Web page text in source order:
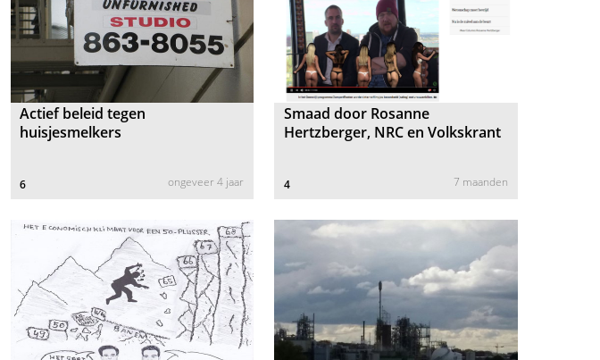
Actief beleid tegen
huisjesmelkers
6 ongeveer 4 jaar
Smaad door Rosanne
Hertzberger, NRC en Volkskrant
4 7 maanden